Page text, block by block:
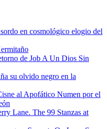
en cosmológico elogio del
de Job A Un Dios Sin
su olvido negro en la
al Apofático Numen por el
Lane. The 99 Stanzas at